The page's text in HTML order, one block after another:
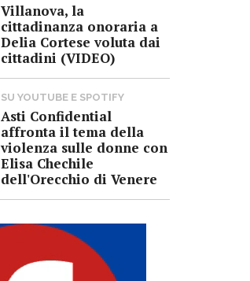
Villanova, la
cittadinanza onoraria a
Delia Cortese voluta dai
cittadini (VIDEO)
SU YOUTUBE E SPOTIFY
Asti Confidential
affronta il tema della
violenza sulle donne con
Elisa Chechile
dell'Orecchio di Venere